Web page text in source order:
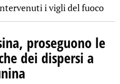
i vigli del fuoco
proseguono le
dei dispersi a